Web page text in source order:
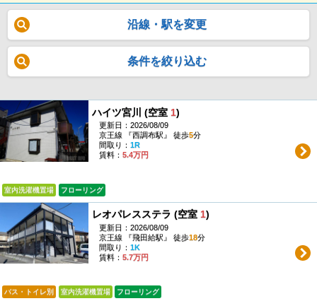
沿線・駅を変更
条件を絞り込む
ハイツ宮川 (空室 1)
更新日：2026/08/09
京王線 『西調布駅』 徒歩5分
間取り： 1R
賃料： 5.4万円
室内洗濯機置場 フローリング
レオパレスステラ (空室 1)
更新日：2026/08/09
京王線 『飛田給駅』 徒歩18分
間取り： 1K
賃料： 5.7万円
バス・トイレ別 室内洗濯機置場 フローリング